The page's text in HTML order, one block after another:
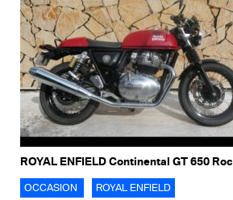
ROYAL ENFIELD Continental GT 650
OCCASION ROYAL ENFIELD